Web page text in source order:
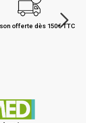
offerte dès 150€ TTC